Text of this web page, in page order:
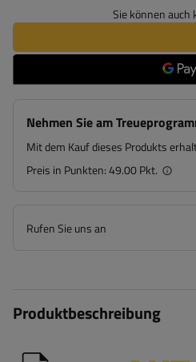
Sie können auch
Nehmen Sie am
Mit dem Kauf dieses Produkts
Preis in Punkten:49.00 Pkt.
Rufen Sie uns an
Produktbeschreibung